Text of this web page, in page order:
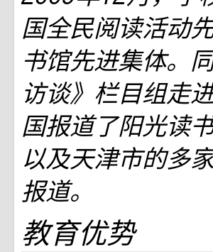
国全民阅读活动
书馆先进集体。
访谈》栏目组走
国报道了阳光读
以及天津市的多
报道。
教育优势